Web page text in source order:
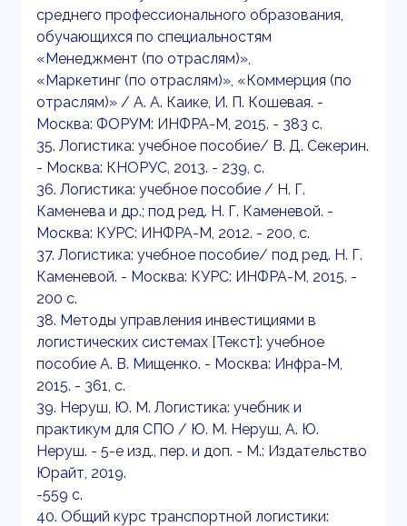
среднего профессионального образования,
обучающихся по специальностям
«Менеджмент (по отраслям)»,
«Маркетинг (по отраслям)», «Коммерция (по
отраслям)» / А. А. Каике, И. П. Кошевая. -
Москва: ФОРУМ: ИНФРА-М, 2015. - 383 с.
35. Логистика: учебное пособие/ В. Д. Секерин.
- Москва: КНОРУС, 2013. - 239, с.
36. Логистика: учебное пособие / Н. Г.
Каменева и др.; под ред. Н. Г. Каменевой. -
Москва: КУРС: ИНФРА-М, 2012. - 200, с.
37. Логистика: учебное пособие/ под ред. Н. Г.
Каменевой. - Москва: КУРС: ИНФРА-М, 2015. -
200 с.
38. Методы управления инвестициями в
логистических системах [Текст]: учебное
пособие А. В. Мищенко. - Москва: Инфра-М,
2015. - 361, с.
39. Неруш, Ю. М. Логистика: учебник и
практикум для СПО / Ю. М. Неруш, А. Ю.
Неруш. - 5-е изд., пер. и доп. - М.: Издательство
Юрайт, 2019.
-559 с.
40. Общий курс транспортной логистики: